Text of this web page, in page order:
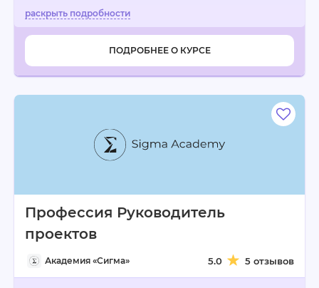
ПОДРОБНЕЕ О КУРСЕ
Профессия Руководитель
проектов
Академия «Сигма» 5.0 5 отзывов